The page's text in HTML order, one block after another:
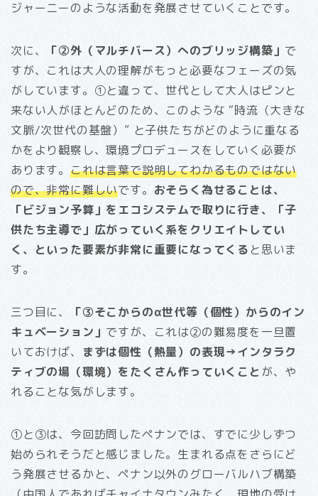
ジャーニーのような活動を発展させていくことです。
次に、 「②外（マルチバース）へのブリッジ構築」 で
すが、これは大人の理解がもっと必要なフェーズの気
がしています。①と違って、世代として大人はピンと
来ない人がほとんどのため、このような “時流（大きな
文脈/次世代の基盤）” と子供たちがどのように重なる
かをより観察し、環境プロデュースをしていく必要が
あります。 これは言葉で説明してわかるものではない
ので、非常に難しいです。 おそらく為せることは、
「ビジョン予算」をエコシステムで取りに行き、「子
供たち主導で」広がっていく系をクリエイトしてい
く、といった要素が非常に重要になってくると思いま
す。
三つ目に、
「③そこからのα世代等（個性）からのイン
キュベーション」 ですが、これは②の難易度を一旦置
いておけば、 まずは個性（熱量）の表現→インタラク
ティブの場（環境）をたくさん作っていくこと が、や
れることな気がします。
①と③は、今回訪問したペナンでは、すでに少しずつ
始められそうだと感じました。生まれる点をさらにど
う発展させるかと、ペナン以外のグローバルハブ構築